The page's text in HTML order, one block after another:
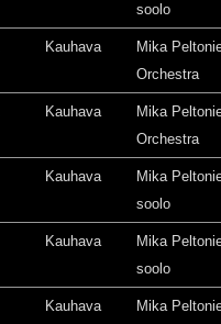
soolo
Kauhava
Mika
Orchestra
Kauhava
Mika
Orchestra
Kauhava
Mika
soolo
Kauhava
Mika
soolo
Kauhava
Mika